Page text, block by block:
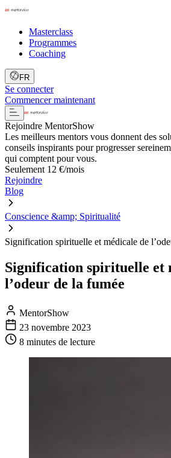
Masterclass
Programmes
Coaching
FR
Se connecter
Commencer maintenant
Rejoindre MentorShow
Les meilleurs mentors vous donnent des
conseils inspirants pour progresser
qui comptent pour vous.
Seulement 12 €/mois
Rejoindre
Blog
Conscience &amp; Spiritualité
Signification spirituelle et médicale de
Signification spirituelle et
l’odeur de la fumée
MentorShow
23 novembre 2023
8 minutes de lecture